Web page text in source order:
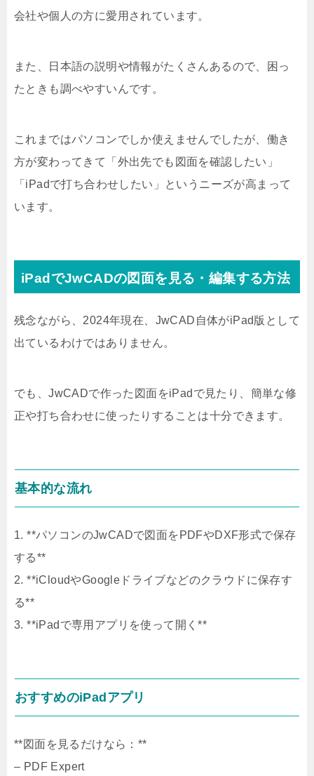
会社や個人の方に愛用されています。
また、日本語の説明や情報がたくさんあるので、困っ
たときも調べやすいんです。
これまではパソコンでしか使えませんでしたが、働き
方が変わってきて「外出先でも図面を確認したい」
「iPadで打ち合わせしたい」というニーズが高まって
います。
iPadでJwCADの図面を見る・編集する方法
残念ながら、2024年現在、JwCAD自体がiPad版として
出ているわけではありません。
でも、JwCADで作った図面をiPadで見たり、簡単な修
正や打ち合わせに使ったりすることは十分できます。
基本的な流れ
1. **パソコンのJwCADで図面をPDFやDXF形式で保存
する**
2. **iCloudやGoogleドライブなどのクラウドに保存す
る**
3. **iPadで専用アプリを使って開く**
おすすめのiPadアプリ
**図面を見るだけなら：**
– PDF Expert